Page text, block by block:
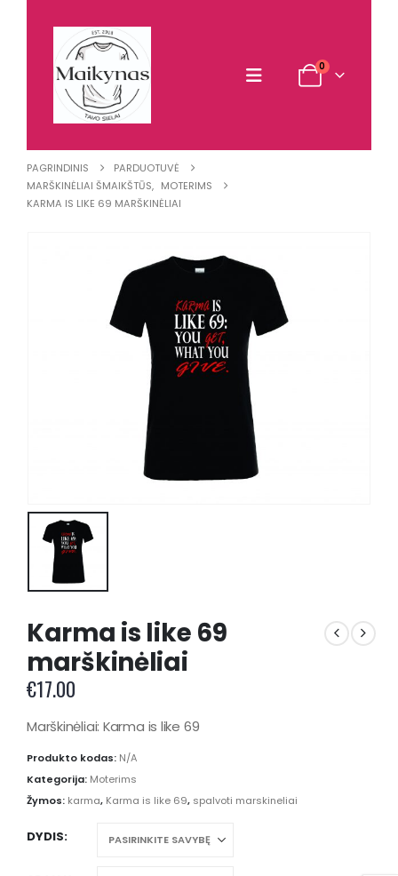
0
PAGRINDINIS
PARDUOTUVĖ
MARŠKINĖLIAI ŠMAIKŠTŪS, MOTERIMS
KARMA IS LIKE 69 MARŠKINĖLIAI
Karma is like 69
marškinėliai
€17.00
Marškinėliai: Karma is like 69
Produkto kodas: N/A
Kategorija: Moterims
Žymos: karma, Karma is like 69, spalvoti marskineliai
DYDIS